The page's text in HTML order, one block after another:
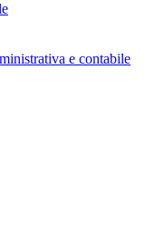
e contabile